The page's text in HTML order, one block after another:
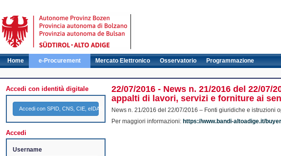
Home e-Procurement Mercato Elettronico Osservatorio Programmazione
Accedi con identità digitale
Accedi con SPID, CNS, CIE, eIDAS
Accedi
Username
22/07/2016 - News n. 21/2016 del 22/
appalti di lavori, servizi e forniture ai
News n. 21/2016 del 22/07/2016 – Fonti giuridiche e istruzioni
Per maggiori informazioni: https://www.bandi-altoadige.it/